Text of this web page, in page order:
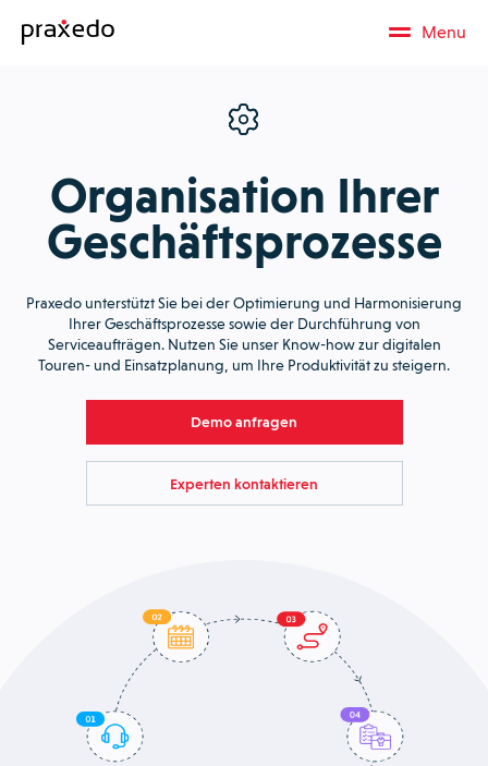
Menu
Organisation Ihrer
Geschäftsprozesse
Praxedo unterstützt Sie bei der Optimierung und Harmonisierung
Ihrer Geschäftsprozesse sowie der Durchführung von
Serviceaufträgen. Nutzen Sie unser Know-how zur digitalen
Touren- und Einsatzplanung, um Ihre Produktivität zu steigern.
Demo anfragen
Experten kontaktieren